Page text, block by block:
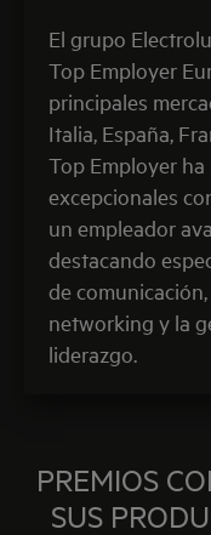
El grupo
Top Employer
principales
Italia, España,
Top Employer
excepcionales
un empleador
destacando
de
networking y la
liderazgo.
PREMIOS
SUS